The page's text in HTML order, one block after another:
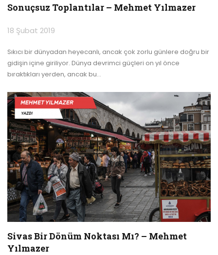
Sonuçsuz Toplantılar – Mehmet Yılmazer
18 Şubat 2019
Sıkıcı bir dünyadan heyecanlı, ancak çok zorlu günlere doğru bir
gidişin içine giriliyor. Dünya devrimci güçleri on yıl önce
bıraktıkları yerden, ancak bu…
Sivas Bir Dönüm Noktası Mı? – Mehmet
Yılmazer